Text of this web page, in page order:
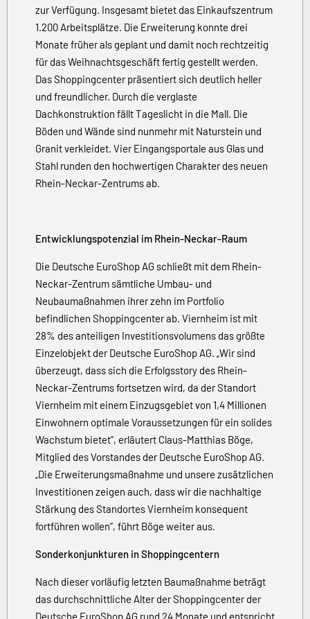
zur Verfügung. Insgesamt bietet das Einkaufszentrum
1.200 Arbeitsplätze. Die Erweiterung konnte drei
Monate früher als geplant und damit noch rechtzeitig
für das Weihnachtsgeschäft fertig gestellt werden.
Das Shoppingcenter präsentiert sich deutlich heller
und freundlicher. Durch die verglaste
Dachkonstruktion fällt Tageslicht in die Mall. Die
Böden und Wände sind nunmehr mit Naturstein und
Granit verkleidet. Vier Eingangsportale aus Glas und
Stahl runden den hochwertigen Charakter des neuen
Rhein-Neckar-Zentrums ab.
Entwicklungspotenzial im Rhein-Neckar-Raum
Die Deutsche EuroShop AG schließt mit dem Rhein-
Neckar-Zentrum sämtliche Umbau- und
Neubaumaßnahmen ihrer zehn im Portfolio
befindlichen Shoppingcenter ab. Viernheim ist mit
28% des anteiligen Investitionsvolumens das größte
Einzelobjekt der Deutsche EuroShop AG. „Wir sind
überzeugt, dass sich die Erfolgsstory des Rhein-
Neckar-Zentrums fortsetzen wird, da der Standort
Viernheim mit einem Einzugsgebiet von 1,4 Millionen
Einwohnern optimale Voraussetzungen für ein solides
Wachstum bietet“, erläutert Claus-Matthias Böge,
Mitglied des Vorstandes der Deutsche EuroShop AG.
„Die Erweiterungsmaßnahme und unsere zusätzlichen
Investitionen zeigen auch, dass wir die nachhaltige
Stärkung des Standortes Viernheim konsequent
fortführen wollen“, führt Böge weiter aus.
Sonderkonjunkturen in Shoppingcentern
Nach dieser vorläufig letzten Baumaßnahme beträgt
das durchschnittliche Alter der Shoppingcenter der
Deutsche EuroShop AG rund 24 Monate und entspricht